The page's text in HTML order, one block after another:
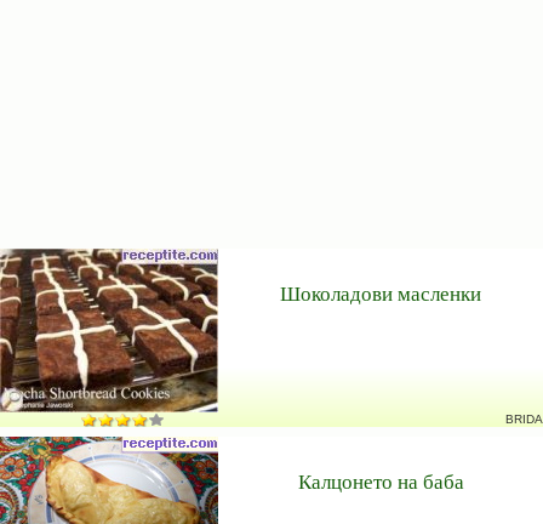
Шоколадови масленки
BRIDA
Калцонето на баба